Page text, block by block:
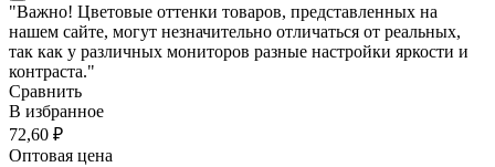
"Важно! Цветовые оттенки товаров, представленных на
нашем сайте, могут незначительно отличаться от реальных,
так как у различных мониторов разные настройки яркости и
контраста."
Сравнить
В избранное
72,60 ₽
Оптовая цена